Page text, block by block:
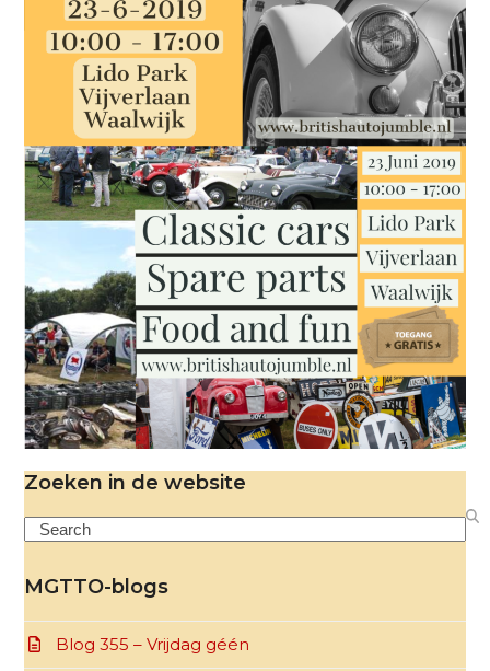
Zoeken in de website
Search
MGTTO-blogs
Blog 355 – Vrijdag géén